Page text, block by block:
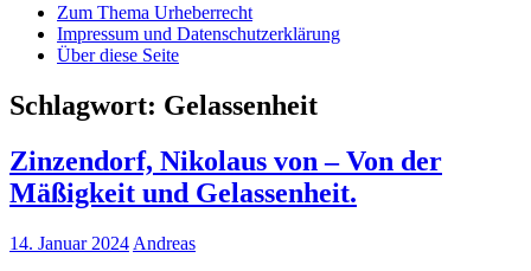
Zum Thema Urheberrecht
Impressum und Datenschutzerklärung
Über diese Seite
Schlagwort: Gelassenheit
Zinzendorf, Nikolaus von – Von der
Mäßigkeit und Gelassenheit.
14. Januar 2024 Andreas